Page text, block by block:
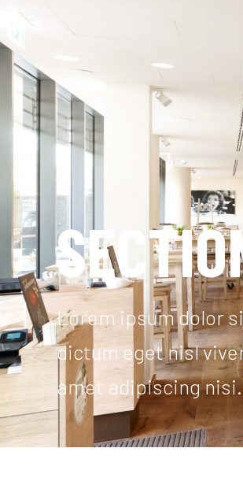
Lorem ipsum dolor
dictum eget nisl
amet adipiscing